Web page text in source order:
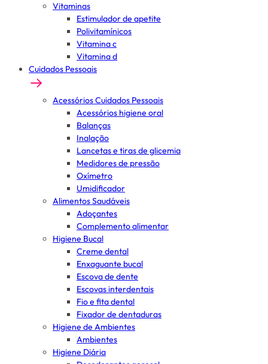
Vitaminas
Estimulador de apetite
Polivitamínicos
Vitamina c
Vitamina d
Cuidados Pessoais
Acessórios Cuidados Pessoais
Acessórios higiene oral
Balanças
Inalação
Lancetas e tiras de glicemia
Medidores de pressão
Oxímetro
Umidificador
Alimentos Saudáveis
Adoçantes
Complemento alimentar
Higiene Bucal
Creme dental
Enxaguante bucal
Escova de dente
Escovas interdentais
Fio e fita dental
Fixador de dentaduras
Higiene de Ambientes
Ambientes
Higiene Diária